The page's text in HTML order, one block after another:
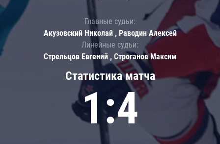
Статистика матча
1:4
Главные судьи:
Акузовский Николай , Раводин Алексей
Линейные судьи:
Стрельцов Евгений , Строганов Максим